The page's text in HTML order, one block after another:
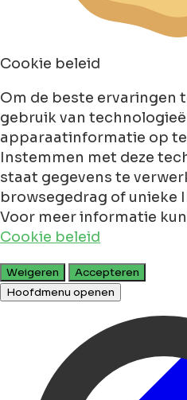
Cookie beleid
Om de beste ervaringen
gebruik van
apparaatinformatie op
Instemmen met deze
staat gegevens te
browsegedrag of unieke
Voor meer informatie
Cookie beleid
Weigeren
Accepteren
Hoofdmenu openen